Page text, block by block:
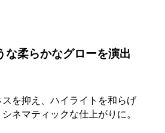
な柔らかなグローを演出
スを抑え、ハイライトを和らげ
ネマティックな仕上がりに。